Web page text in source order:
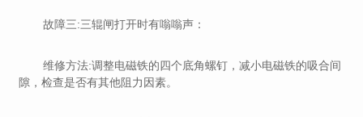
故障三:三辊闸打开时有嗡嗡声：
维修方法:调整电磁铁的四个底角螺钉，减小电磁铁的吸合间
隙，检查是否有其他阻力因素。